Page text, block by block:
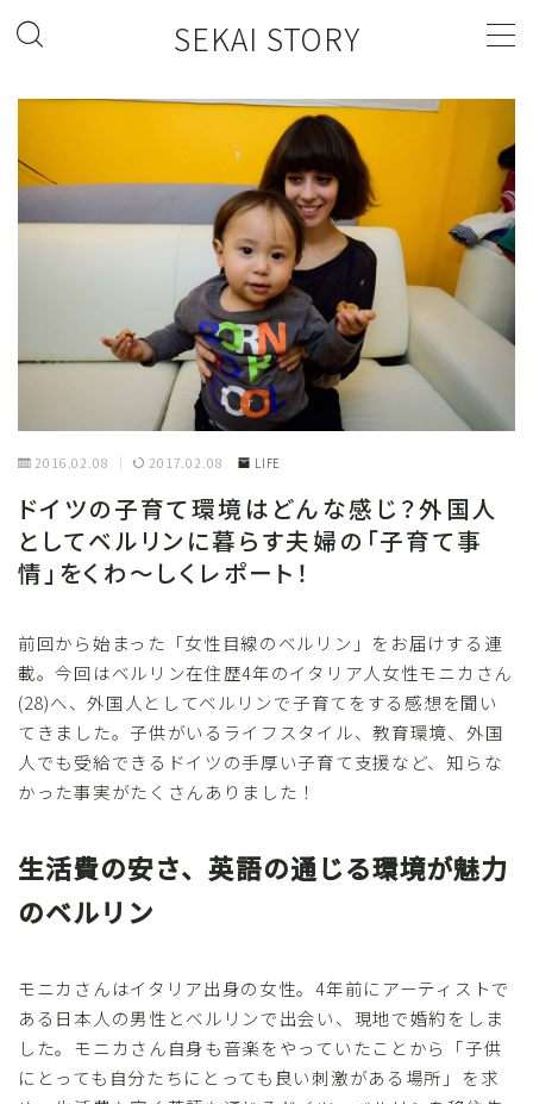
SEKAI STORY
FASHION
2016.02.08 2017.02.08 LIFE
ドイツの子育て環境はどんな感じ？外国人
としてベルリンに暮らす夫婦の「子育て事
情」をくわ～しくレポート！
前回から始まった「女性目線のベルリン」をお届けする連
載。今回はベルリン在住歴4年のイタリア人女性モニカさん
(28)へ、外国人としてベルリンで子育てをする感想を聞い
てきました。子供がいるライフスタイル、教育環境、外国
人でも受給できるドイツの手厚い子育て支援など、知らな
かった事実がたくさんありました！
生活費の安さ、英語の通じる環境が魅力
のベルリン
モニカさんはイタリア出身の女性。4年前にアーティストで
ある日本人の男性とベルリンで出会い、現地で婚約をしま
した。モニカさん自身も音楽をやっていたことから「子供
にとっても自分たちにとっても良い刺激がある場所」を求